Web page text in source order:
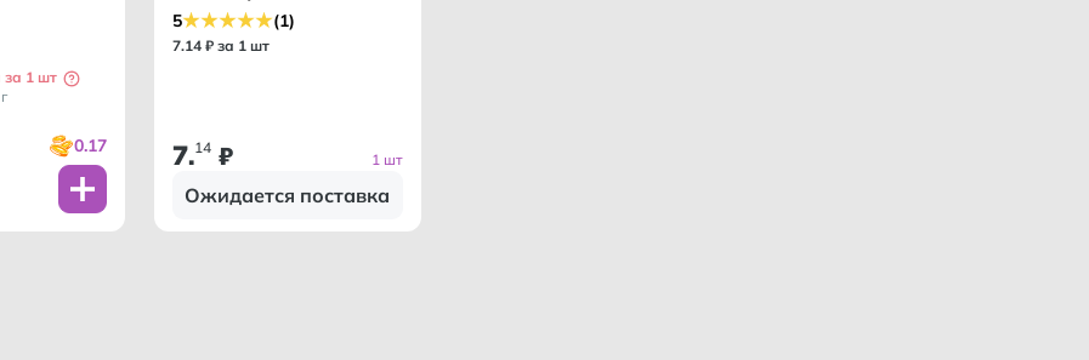
за 1 шт
0.17
КУЗЬМИЧ ТМ/
5 (1)
7.14 ₽ за 1 шт
7.14 ₽ 1 шт
Ожидается поставка